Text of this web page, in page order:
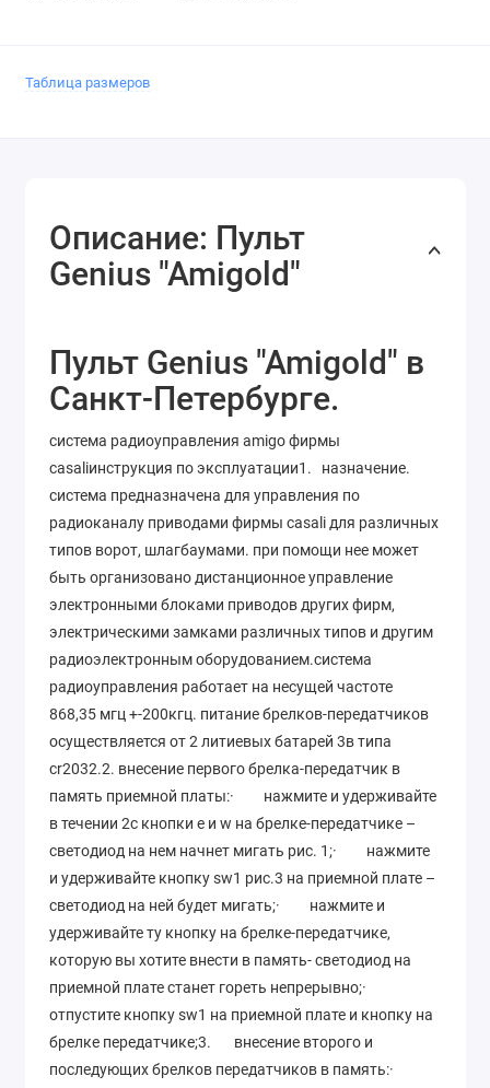
Таблица размеров
Описание: Пульт
Genius "Amigold"
Пульт Genius "Amigold" в
Санкт-Петербурге.
система радиоуправления amigo фирмы
casaliинструкция по эксплуатации1. назначение.
система предназначена для управления по
радиоканалу приводами фирмы casali для различных
типов ворот, шлагбаумами. при помощи нее может
быть организовано дистанционное управление
электронными блоками приводов других фирм,
электрическими замками различных типов и другим
радиоэлектронным оборудованием.система
радиоуправления работает на несущей частоте
868,35 мгц +-200кгц. питание брелков-передатчиков
осуществляется от 2 литиевых батарей 3в типа
cr2032.2. внесение первого брелка-передатчик в
память приемной платы:· нажмите и удерживайте
в течении 2с кнопки e и w на брелке-передатчике –
светодиод на нем начнет мигать рис. 1;· нажмите
и удерживайте кнопку sw1 рис.3 на приемной плате –
светодиод на ней будет мигать;· нажмите и
удерживайте ту кнопку на брелке-передатчике,
которую вы хотите внести в память- светодиод на
приемной плате станет гореть непрерывно;·
отпустите кнопку sw1 на приемной плате и кнопку на
брелке передатчике;3. внесение второго и
последующих брелков передатчиков в память:·